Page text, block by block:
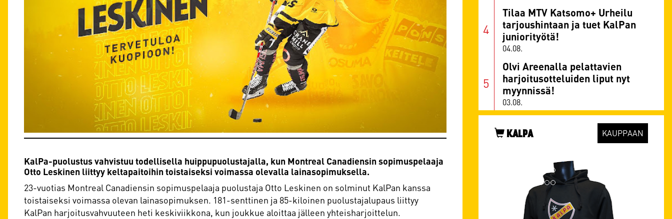
KalPa-puolustus vahvistuu todellisella huippupuolustajalla, kun Montreal Canadiensin sopimuspelaaja
Otto Leskinen liittyy keltapaitoihin toistaiseksi voimassa olevalla lainasopimuksella.
23-vuotias Montreal Canadiensin sopimuspelaaja puolustaja Otto Leskinen on solminut KalPan kanssa
toistaiseksi voimassa olevan lainasopimuksen. 181-senttinen ja 85-kiloinen puolustajalupaus liittyy
KalPan harjoitusvahvuuteen heti keskiviikkona, kun joukkue aloittaa jälleen yhteisharjoittelun.
04.08.
Tilaa MTV Katsomo+ Urheilu
tarjoushintaan ja tuet KalPan
juniorityötä!
03.08.
Olvi Areenalla pelattavien
harjoitusotteluiden liput nyt
myynnissä!
KALPA KAUPPAAN